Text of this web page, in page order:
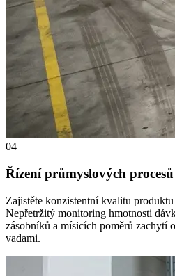
04
Řízení průmyslových procesů
Zajistěte konzistentní kvalitu
Nepřetržitý monitoring hmotnosti
zásobníků a mísicích poměrů zachytí
vadami.